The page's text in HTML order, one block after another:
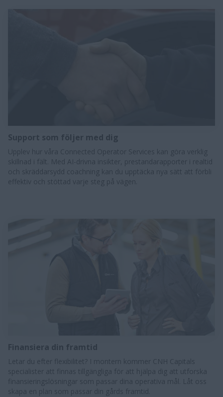
Support som följer med dig
Upplev hur våra Connected Operator Services kan göra verklig
skillnad i fält. Med AI-drivna insikter, prestandarapporter i realtid
och skräddarsydd coachning kan du upptäcka nya sätt att förbli
effektiv och stöttad varje steg på vägen.
Finansiera din framtid
Letar du efter flexibilitet? I montern kommer CNH Capitals
specialister att finnas tillgängliga för att hjälpa dig att utforska
finansieringslösningar som passar dina operativa mål. Låt oss
skapa en plan som passar din gårds framtid.